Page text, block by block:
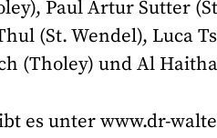
Paul Artur Sutter
(St. Wendel), Luca
(Tholey) und Al
es unter www.dr-